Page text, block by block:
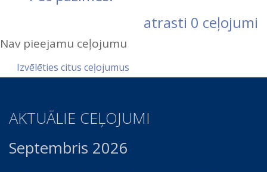
atrasti 0 ceļojumi
Nav pieejamu ceļojumu
Izvēlēties citus ceļojumus
AKTUĀLIE CEĻOJUMI
Septembris 2026